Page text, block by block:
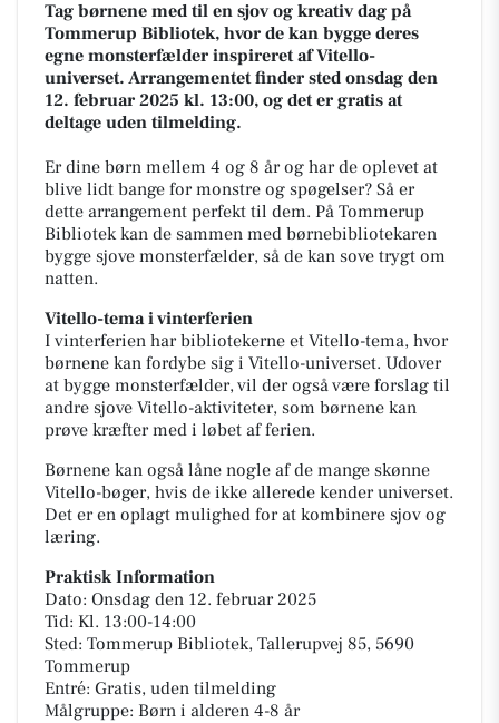
Tag børnene med til en sjov og kreativ dag på
Tommerup Bibliotek, hvor de kan bygge deres
egne monsterfælder inspireret af Vitello-
universet. Arrangementet finder sted onsdag den
12. februar 2025 kl. 13:00, og det er gratis at
deltage uden tilmelding.
Er dine børn mellem 4 og 8 år og har de oplevet at
blive lidt bange for monstre og spøgelser? Så er
dette arrangement perfekt til dem. På Tommerup
Bibliotek kan de sammen med børnebibliotekaren
bygge sjove monsterfælder, så de kan sove trygt om
natten.
Vitello-tema i vinterferien
I vinterferien har bibliotekerne et Vitello-tema, hvor
børnene kan fordybe sig i Vitello-universet. Udover
at bygge monsterfælder, vil der også være forslag til
andre sjove Vitello-aktiviteter, som børnene kan
prøve kræfter med i løbet af ferien.
Børnene kan også låne nogle af de mange skønne
Vitello-bøger, hvis de ikke allerede kender universet.
Det er en oplagt mulighed for at kombinere sjov og
læring.
Praktisk Information
Dato: Onsdag den 12. februar 2025
Tid: Kl. 13:00-14:00
Sted: Tommerup Bibliotek, Tallerupvej 85, 5690
Tommerup
Entré: Gratis, uden tilmelding
Målgruppe: Børn i alderen 4-8 år